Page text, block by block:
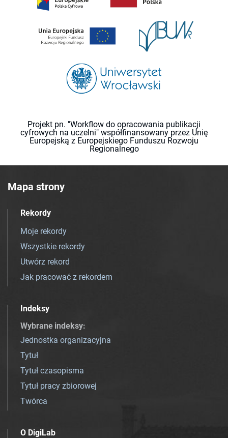
Projekt pn. "Workflow do opracowania publikacji
cyfrowych na uczelni" współfinansowany przez Unię
Europejską z Europejskiego Funduszu Rozwoju
Regionalnego
Mapa strony
Rekordy
Moje rekordy
Wszystkie rekordy
Utwórz rekord
Jak pracować z rekordem
Indeksy
Wybrane indeksy:
Jednostka organizacyjna
Tytuł
Tytuł czasopisma
Tytuł pracy zbiorowej
Twórca
O DigiLab